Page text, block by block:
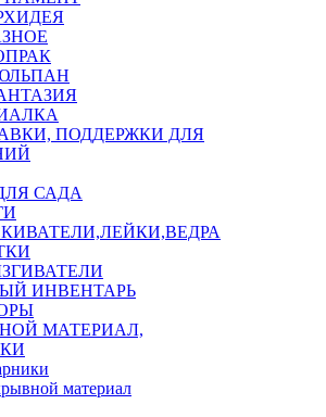
ПОДДЕРЖКИ ДЛЯ
САДА
ИНВЕНТАРЬ
МАТЕРИАЛ,
материал